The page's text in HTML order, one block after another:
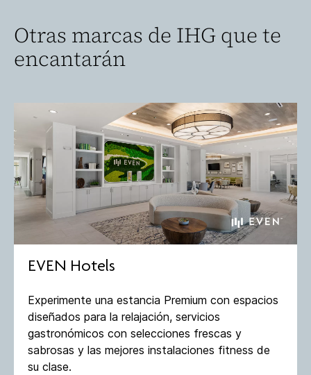
Otras marcas de IHG que te
encantarán
EVEN Hotels
Experimente una estancia Premium con espacios
diseñados para la relajación, servicios
gastronómicos con selecciones frescas y
sabrosas y las mejores instalaciones fitness de
su clase​.